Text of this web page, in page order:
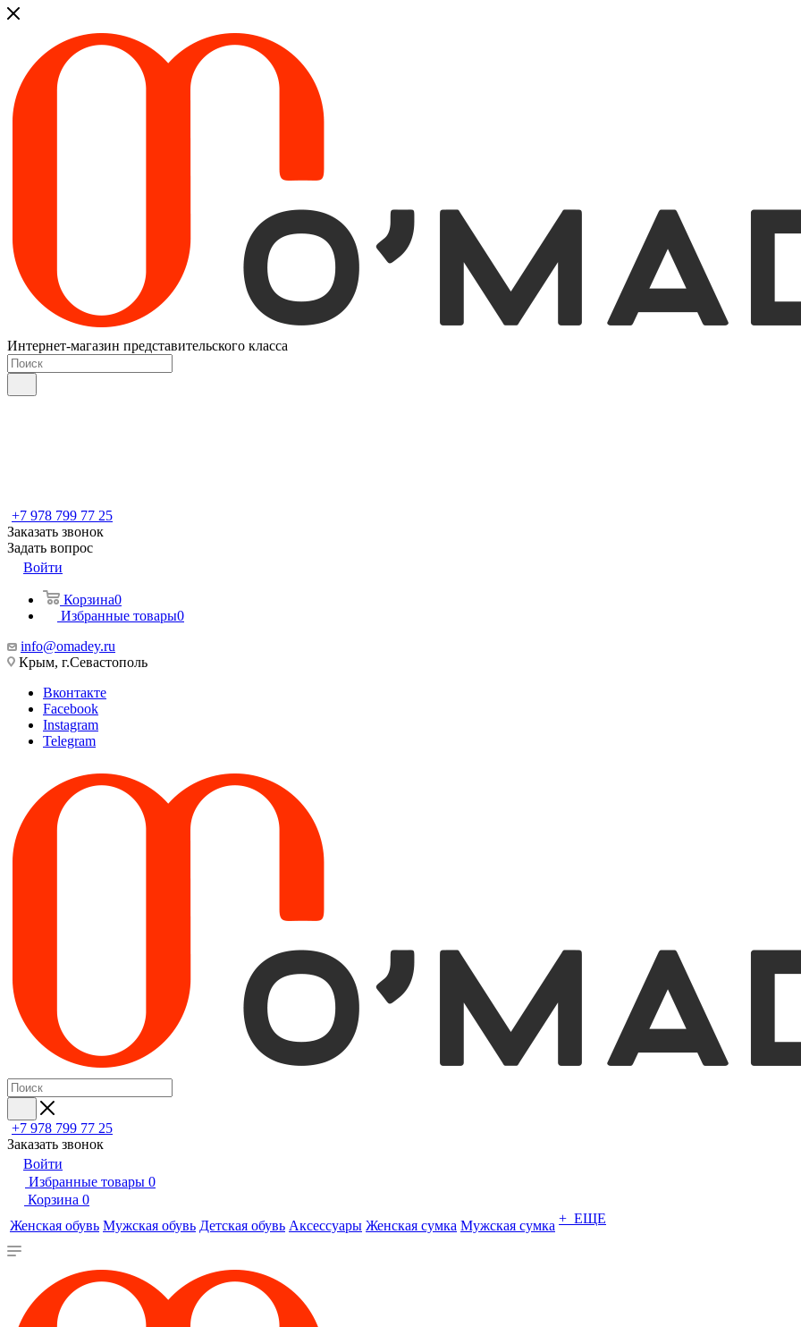
Интернет-магазин представительского класса
+7 978 799 77 25
Заказать звонок
Задать вопрос
Войти
Корзина0
Избранные товары0
info@omadey.ru
Крым, г.Севастополь
Вконтакте
Facebook
Instagram
Telegram
+7 978 799 77 25
Заказать звонок
Войти
Избранные товары 0
Корзина 0
Женская обувь Мужская обувь Детская обувь Аксессуары Женская сумка Мужская сумка + ЕЩЕ